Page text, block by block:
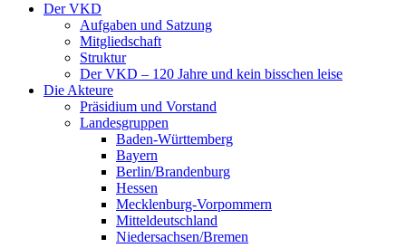
Der VKD
Aufgaben und Satzung
Mitgliedschaft
Struktur
Der VKD – 120 Jahre und kein bisschen leise
Die Akteure
Präsidium und Vorstand
Landesgruppen
Baden-Württemberg
Bayern
Berlin/Brandenburg
Hessen
Mecklenburg-Vorpommern
Mitteldeutschland
Niedersachsen/Bremen